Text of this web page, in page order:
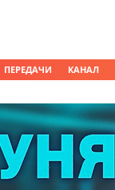
ПЕРЕДАЧИ КАНАЛ